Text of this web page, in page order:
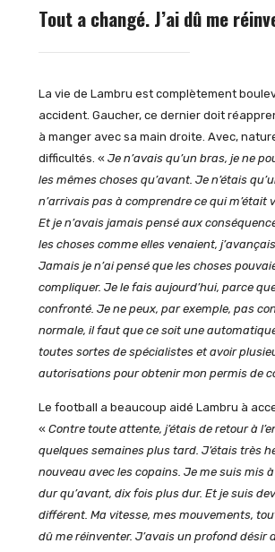
Tout a changé. J’ai dû me
La vie de Lambru est complètement
accident. Gaucher, ce dernier doit
à manger avec sa main droite. Avec,
difficultés. « Je n’avais qu’un bras, je ne
les mêmes choses qu’avant. Je n’étais
n’arrivais pas à comprendre ce qui m’était
Et je n’avais jamais pensé aux
les choses comme elles venaient,
Jamais je n’ai pensé que les choses
compliquer. Je le fais aujourd’hui, parce
confronté. Je ne peux, par exemple, pas
normale, il faut que ce soit une
toutes sortes de spécialistes et avoir
autorisations pour obtenir mon permis de
Le football a beaucoup aidé Lambru à
« Contre toute attente, j’étais de retour à
quelques semaines plus tard. J’étais très
nouveau avec les copains. Je me suis mis
dur qu’avant, dix fois plus dur. Et je suis
différent. Ma vitesse, mes mouvements,
dû me réinventer. J’avais un profond désir